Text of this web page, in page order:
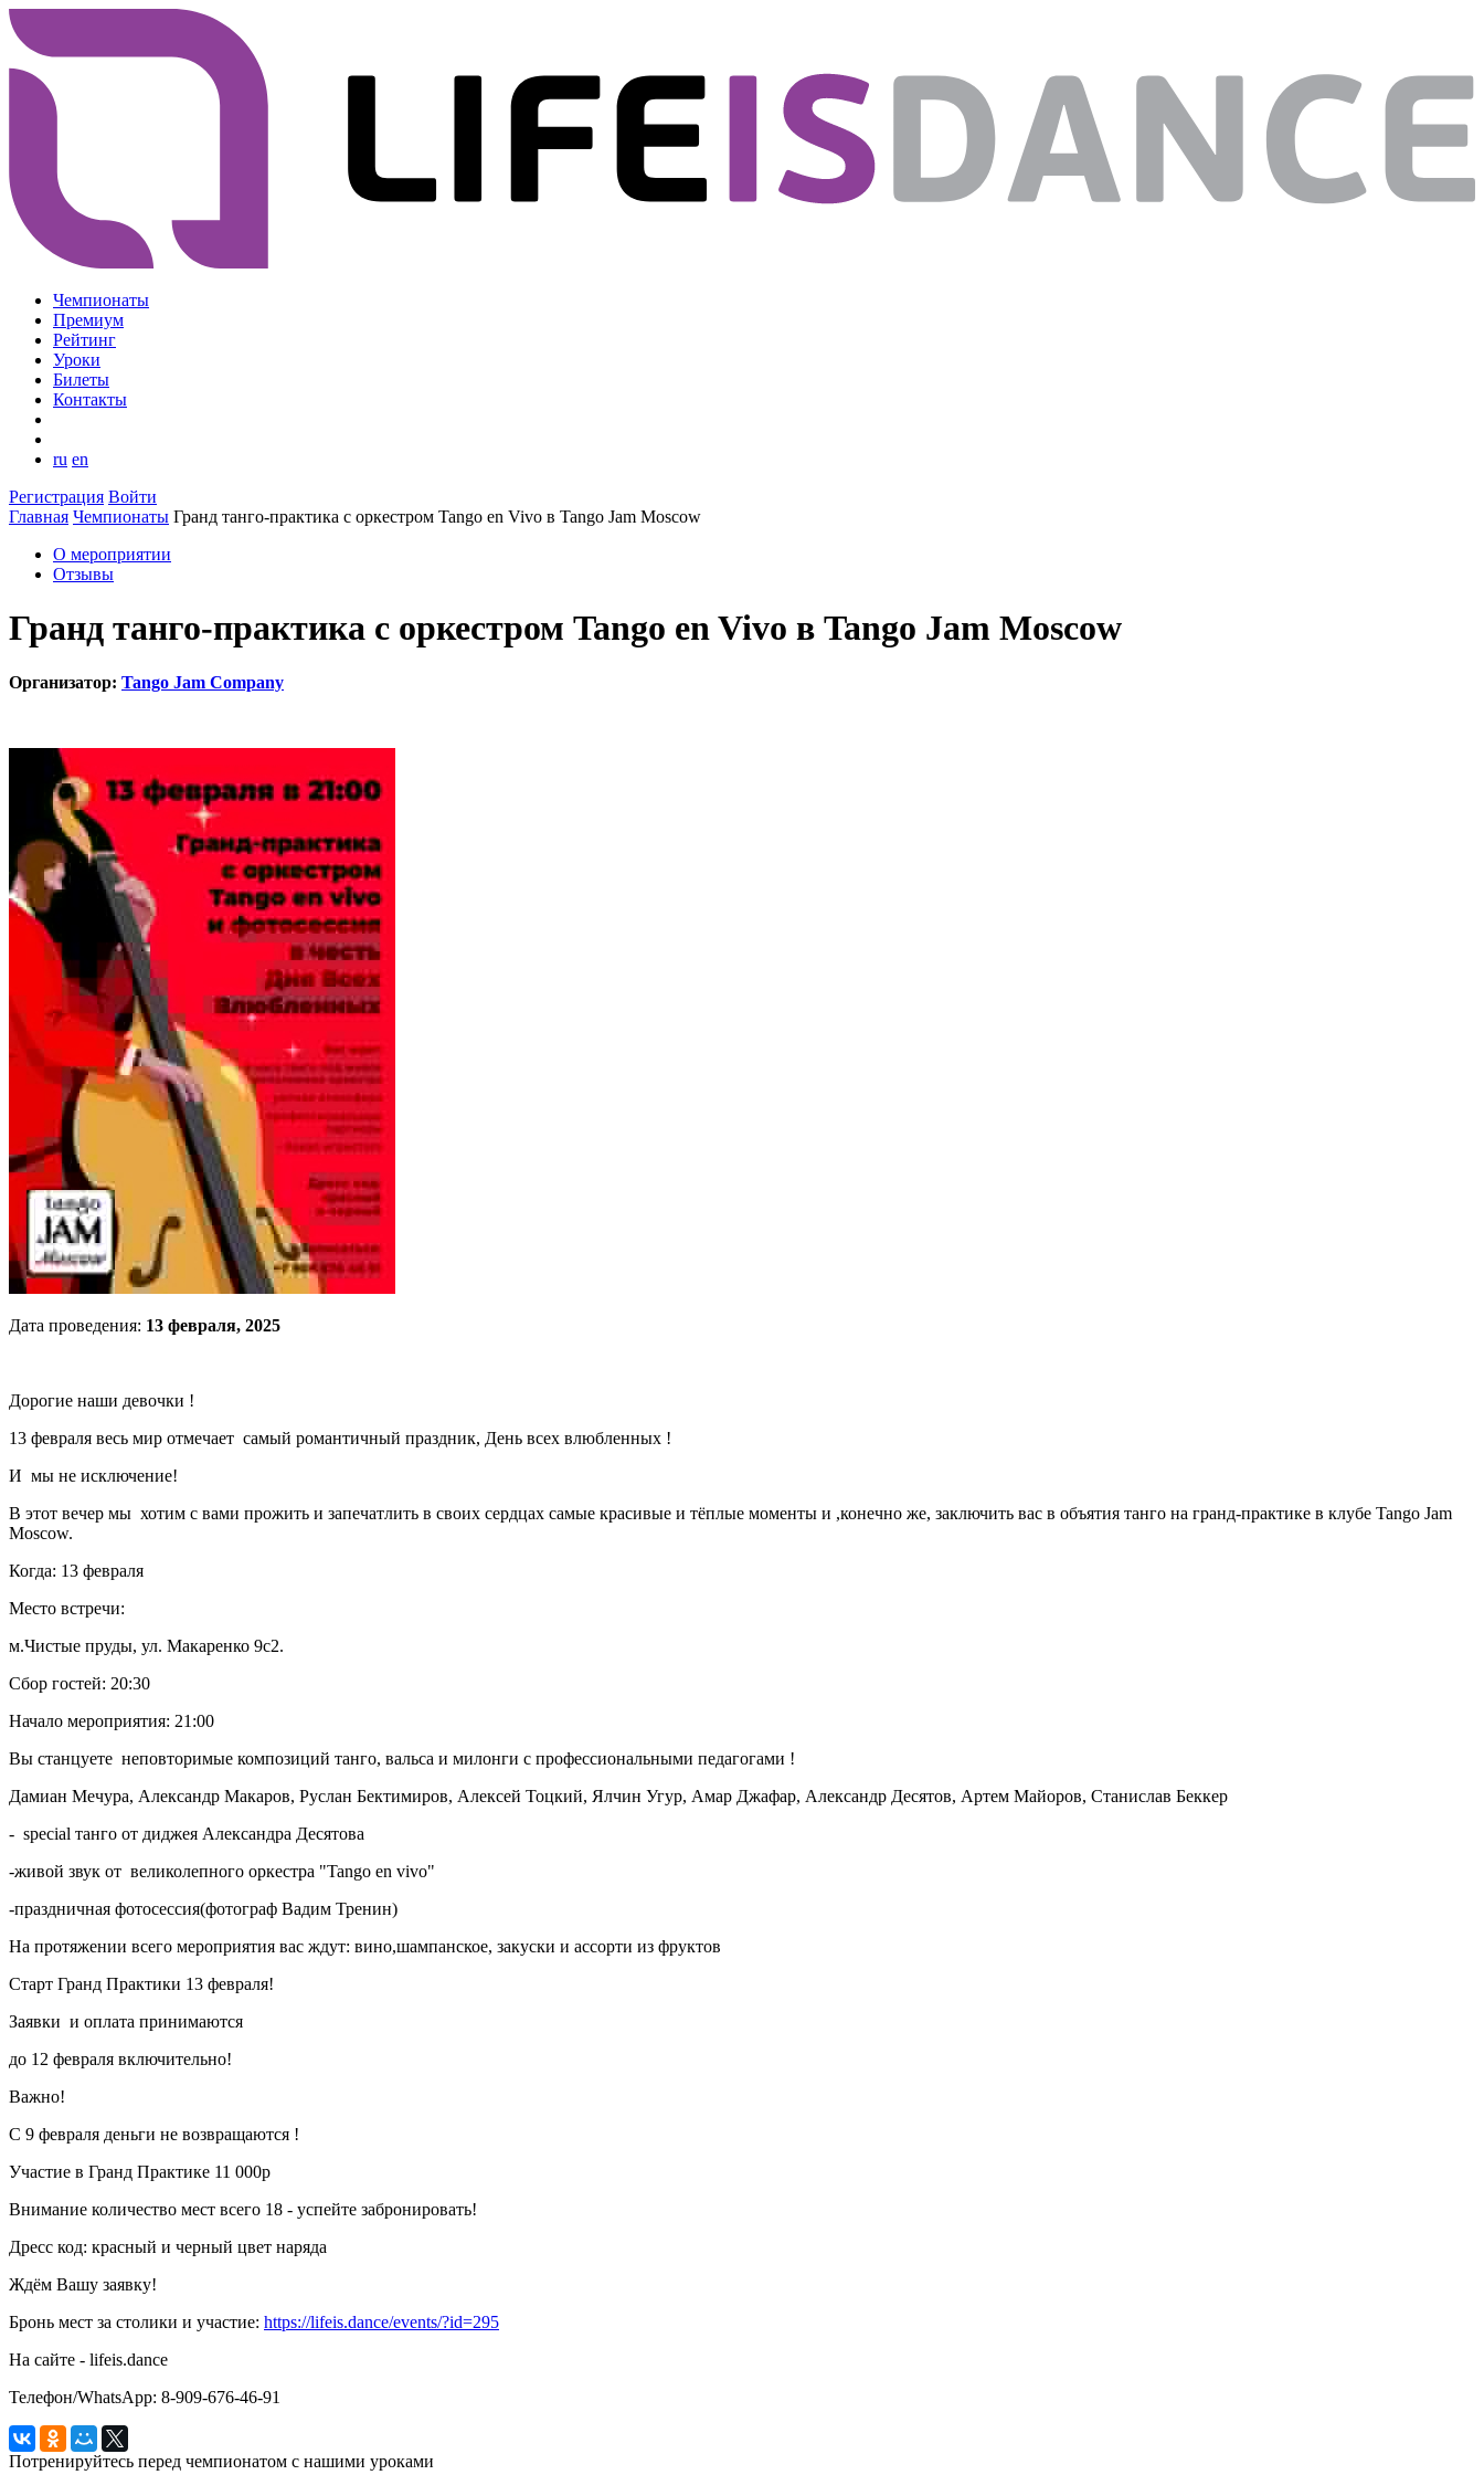
Чемпионаты
Премиум
Рейтинг
Уроки
Билеты
Контакты
ru en
Регистрация Войти
Главная Чемпионаты Гранд танго-практика с оркестром Tango en Vivo в Tango Jam Moscow
О мероприятии
Отзывы
Гранд танго-практика с оркестром Tango en Vivo в Tango Jam Moscow
Организатор: Tango Jam Company
Дата проведения: 13 февраля, 2025
Дорогие наши девочки !
13 февраля весь мир отмечает самый романтичный праздник, День всех влюбленных !
И мы не исключение!
В этот вечер мы хотим с вами прожить и запечатлить в своих сердцах самые красивые и тёплые моменты и ,конечно же, заключить вас в объятия танго на гранд-практике в клубе Tango Jam
Moscow.
Когда: 13 февраля
Место встречи:
м.Чистые пруды, ул. Макаренко 9с2.
Сбор гостей: 20:30
Начало мероприятия: 21:00
Вы станцуете неповторимые композиций танго, вальса и милонги с профессиональными педагогами !
Дамиан Мечура, Александр Макаров, Руслан Бектимиров, Алексей Тоцкий, Ялчин Угур, Амар Джафар, Александр Десятов, Артем Майоров, Станислав Беккер
- special танго от диджея Александра Десятова
-живой звук от великолепного оркестра "Tango en vivo"
-праздничная фотосессия(фотограф Вадим Тренин)
На протяжении всего мероприятия вас ждут: вино,шампанское, закуски и ассорти из фруктов
Старт Гранд Практики 13 февраля!
Заявки и оплата принимаются
до 12 февраля включительно!
Важно!
С 9 февраля деньги не возвращаются !
Участие в Гранд Практике 11 000р
Внимание количество мест всего 18 - успейте забронировать!
Дресс код: красный и черный цвет наряда
Ждём Вашу заявку!
Бронь мест за столики и участие: https://lifeis.dance/events/?id=295
На сайте - lifeis.dance
Телефон/WhatsApp: 8-909-676-46-91
Потренируйтесь перед чемпионатом с нашими уроками